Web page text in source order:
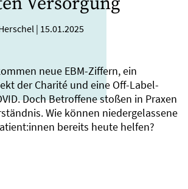
| 15.01.2025
neue EBM-Ziffern, ein
der Charité und eine Off-Label-
Doch Betroffene stoßen in Praxen
Wie können niedergelassene
bereits heute helfen?